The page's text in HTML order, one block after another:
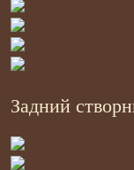
Задний